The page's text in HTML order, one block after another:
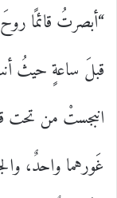
“أبصرتُ قائمًا
قبلَ ساعةٍ حيثُ
انبجستْ من تحت
غَورهما واحدٌ،